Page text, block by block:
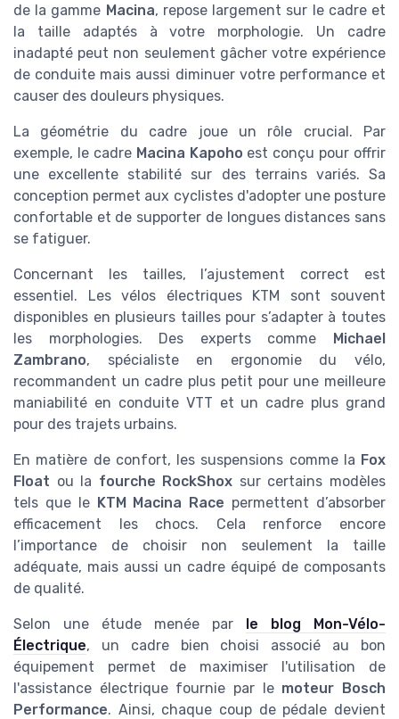
de la gamme Macina, repose largement sur le cadre et
la taille adaptés à votre morphologie. Un cadre
inadapté peut non seulement gâcher votre expérience
de conduite mais aussi diminuer votre performance et
causer des douleurs physiques.
La géométrie du cadre joue un rôle crucial. Par
exemple, le cadre Macina Kapoho est conçu pour offrir
une excellente stabilité sur des terrains variés. Sa
conception permet aux cyclistes d'adopter une posture
confortable et de supporter de longues distances sans
se fatiguer.
Concernant les tailles, l’ajustement correct est
essentiel. Les vélos électriques KTM sont souvent
disponibles en plusieurs tailles pour s’adapter à toutes
les morphologies. Des experts comme Michael
Zambrano, spécialiste en ergonomie du vélo,
recommandent un cadre plus petit pour une meilleure
maniabilité en conduite VTT et un cadre plus grand
pour des trajets urbains.
En matière de confort, les suspensions comme la Fox
Float ou la fourche RockShox sur certains modèles
tels que le KTM Macina Race permettent d’absorber
efficacement les chocs. Cela renforce encore
l’importance de choisir non seulement la taille
adéquate, mais aussi un cadre équipé de composants
de qualité.
Selon une étude menée par le blog Mon-Vélo-
Électrique, un cadre bien choisi associé au bon
équipement permet de maximiser l'utilisation de
l'assistance électrique fournie par le moteur Bosch
Performance. Ainsi, chaque coup de pédale devient